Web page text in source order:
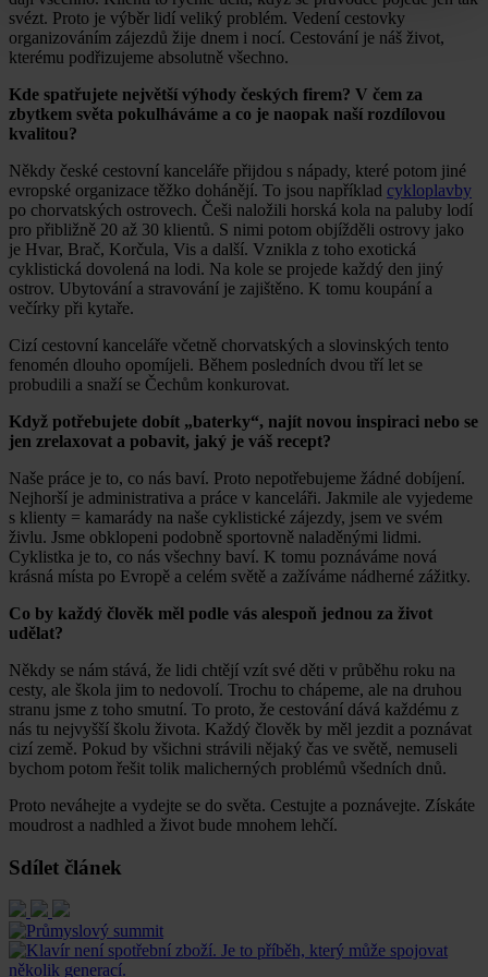
svézt. Proto je výběr lidí veliký problém. Vedení cestovky
organizováním zájezdů žije dnem i nocí. Cestování je náš život,
kterému podřizujeme absolutně všechno.
Kde spatřujete největší výhody českých firem? V čem za
zbytkem světa pokulháváme a co je naopak naší rozdílovou
kvalitou?
Někdy české cestovní kanceláře přijdou s nápady, které potom jiné
evropské organizace těžko dohánějí. To jsou například cykloplavby
po chorvatských ostrovech. Češi naložili horská kola na paluby lodí
pro přibližně 20 až 30 klientů. S nimi potom objížděli ostrovy jako
je Hvar, Brač, Korčula, Vis a další. Vznikla z toho exotická
cyklistická dovolená na lodi. Na kole se projede každý den jiný
ostrov. Ubytování a stravování je zajištěno. K tomu koupání a
večírky při kytaře.
Cizí cestovní kanceláře včetně chorvatských a slovinských tento
fenomén dlouho opomíjeli. Během posledních dvou tří let se
probudili a snaží se Čechům konkurovat.
Když potřebujete dobít „baterky“, najít novou inspiraci nebo se
jen zrelaxovat a pobavit, jaký je váš recept?
Naše práce je to, co nás baví. Proto nepotřebujeme žádné dobíjení.
Nejhorší je administrativa a práce v kanceláři. Jakmile ale vyjedeme
s klienty = kamarády na naše cyklistické zájezdy, jsem ve svém
živlu. Jsme obklopeni podobně sportovně naladěnými lidmi.
Cyklistka je to, co nás všechny baví. K tomu poznáváme nová
krásná místa po Evropě a celém světě a zažíváme nádherné zážitky.
Co by každý člověk měl podle vás alespoň jednou za život
udělat?
Někdy se nám stává, že lidi chtějí vzít své děti v průběhu roku na
cesty, ale škola jim to nedovolí. Trochu to chápeme, ale na druhou
stranu jsme z toho smutní. To proto, že cestování dává každému z
nás tu nejvyšší školu života. Každý člověk by měl jezdit a poznávat
cizí země. Pokud by všichni strávili nějaký čas ve světě, nemuseli
bychom potom řešit tolik malicherných problémů všedních dnů.
Proto neváhejte a vydejte se do světa. Cestujte a poznávejte. Získáte
moudrost a nadhled a život bude mnohem lehčí.
Sdílet článek